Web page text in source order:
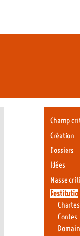
Champ
Création
Dossiers
Idées
Masse
Restitutio
Contes